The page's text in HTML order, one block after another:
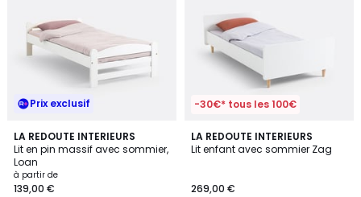
Prix exclusif
LA REDOUTE INTERIEURS
Lit en pin massif avec sommier,
Loan
à partir de
139,00 €
3,4
/ 5
2
Couleurs
-30€* tous les 100€
LA REDOUTE INTERIEURS
Lit enfant avec sommier Zag
269,00 €
4,4
/ 5
2
Couleurs